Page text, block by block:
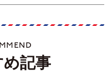
記事